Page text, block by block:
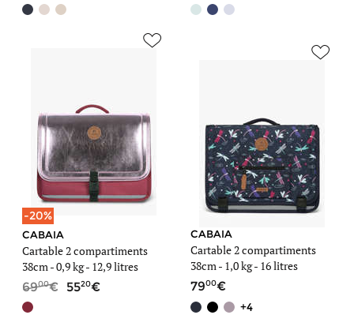
-20%
CABAIA
Cartable 2 compartiments
38cm -0,9 kg- 12,9 litres
6900 5520
CABAIA
Cartable 2 compartiments
38cm - 1,0 kg- 16 litres
7900
+4